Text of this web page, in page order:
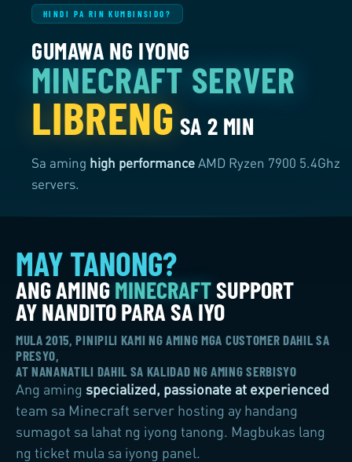
HINDI PA RIN KUMBINSIDO?
GUMAWA NG IYONG
MINECRAFT SERVER
LIBRENG SA 2 MIN
Sa aming high performanceAMD Ryzen 7900 5.4Ghz
servers.
MULA 2015, PINIPILI KAMI NG AMING MGA CUSTOMER DAHIL SA
PRESYO,
AT NANANATILI DAHIL SA KALIDAD NG AMING SERBISYO
Ang aming specialized, passionate at experienced
team sa Minecraft server hosting ay handang
sumagot sa lahat ng iyong tanong. Magbukas lang
ng ticket mula sa iyong panel.